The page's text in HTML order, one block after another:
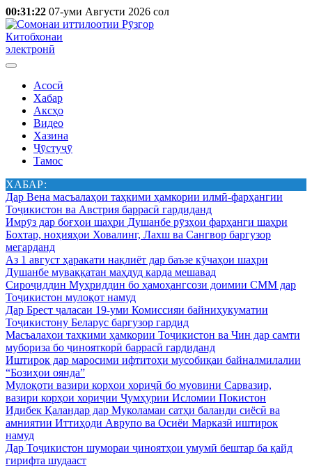
00:31:22 07-уми Августи 2026 сол
Китобхонаи
электронӣ
Асосӣ
Хабар
Аксҳо
Видео
Хазина
Ҷӯстуҷӯ
Тамос
ХАБАР:
Дар Вена масъалаҳои таҳкими ҳамкории илмӣ-фарҳангии
Тоҷикистон ва Австрия баррасӣ гардиданд
Имрӯз дар боғҳои шаҳри Душанбе рӯзҳои фарҳанги шаҳри
Бохтар, ноҳияҳои Ховалинг, Лахш ва Сангвор баргузор
мегарданд
Аз 1 август ҳаракати нақлиёт дар баъзе кӯчаҳои шаҳри
Душанбе муваққатан маҳдуд карда мешавад
Сироҷиддин Муҳриддин бо ҳамоҳангсози доимии СММ дар
Тоҷикистон мулоқот намуд
Дар Брест ҷаласаи 19-уми Комиссияи байниҳукуматии
Тоҷикистону Беларус баргузор гардид
Масъалаҳои таҳкими ҳамкории Тоҷикистон ва Чин дар самти
мубориза бо ҷинояткорӣ баррасӣ гардиданд
Иштирок дар маросими ифтитоҳи мусобиқаи байналмилалии
“Бозиҳои оянда”
Мулоқоти вазири корҳои хориҷӣ бо муовини Сарвазир,
вазири корҳои хориҷии Ҷумҳурии Исломии Покистон
Идибек Қаландар дар Муколамаи сатҳи баланди сиёсӣ ва
амниятии Иттиҳоди Аврупо ва Осиёи Марказӣ иштирок
намуд
Дар Тоҷикистон шумораи ҷиноятҳои умумӣ бештар ба қайд
гирифта шудааст